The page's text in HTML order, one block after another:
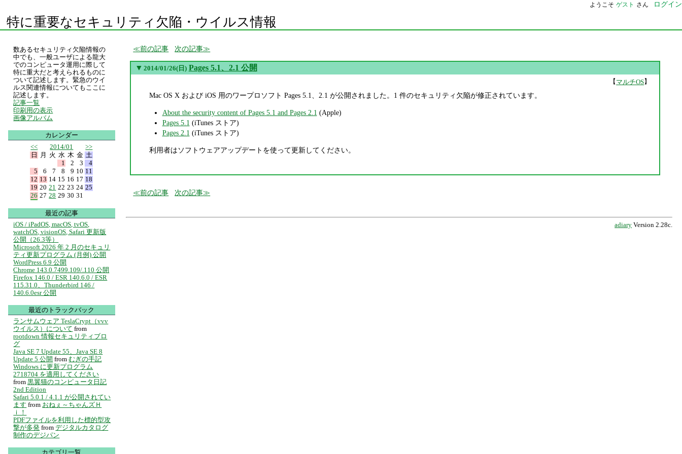
ようこそ ゲスト さん ログイン
特に重要なセキュリティ欠陥・ウイルス情報
前の記事 次の記事
▼ 2014/01/26(日) Pages 5.1、2.1 公開
【マルチOS】
Mac OS X および iOS 用のワープロソフト Pages 5.1、2.1 が公開されました。1 件のセキュリティ欠陥が修正されています。
About the security content of Pages 5.1 and Pages 2.1 (Apple)
Pages 5.1 (iTunes ストア)
Pages 2.1 (iTunes ストア)
利用者はソフトウェアアップデートを使って更新してください。
前の記事 次の記事
adiary Version 2.28c.
数あるセキュリティ欠陥情報の
中でも、一般ユーザによる龍大
でのコンピュータ運用に際して
特に重大だと考えられるものに
ついて記述します。緊急のウイ
ルス関連情報についてもここに
記述します。
記事一覧
印刷用の表示
画像アルバム
カレンダー
<<
2014/01
>>
日
月 火 水 木 金 土
1
2 3
4
5
6 7 8 9 10 11
12 13 14 15 16 17 18
19 20 21 22 23 24 25
26 27 28 29 30 31
最近の記事
iOS / iPadOS, macOS, tvOS,
watchOS, visionOS, Safari 更新版
公開（26.3等）
Microsoft 2026 年 2 月のセキュリ
ティ更新プログラム (月例) 公開
WordPress 6.9 公開
Chrome 143.0.7499.109/.110 公開
Firefox 146.0 / ESR 140.6.0 / ESR
115.31.0、Thunderbird 146 /
140.6.0esr 公開
最近のトラックバック
ランサムウェア TeslaCrypt（vvv
ウイルス）について from
rootdown 情報セキュリティブロ
グ
Java SE 7 Update 55、Java SE 8
Update 5 公開 from むぎの手記
Windows に更新プログラム
2718704 を適用してください
from 黒翼猫のコンピュータ日記
2nd Edition
Safari 5.0.1 / 4.1.1 が公開されてい
ます from おねぇ～ちゃんズＨ
ｉ！
PDFファイルを利用した標的型攻
撃が多発 from デジタルカタログ
制作のデジパン
カテゴリ一覧